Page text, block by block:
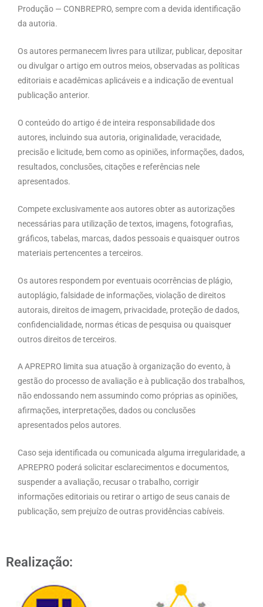
Produção — CONBREPRO, sempre com a devida identificação
da autoria.
Os autores permanecem livres para utilizar, publicar, depositar
ou divulgar o artigo em outros meios, observadas as políticas
editoriais e acadêmicas aplicáveis e a indicação de eventual
publicação anterior.
O conteúdo do artigo é de inteira responsabilidade dos
autores, incluindo sua autoria, originalidade, veracidade,
precisão e licitude, bem como as opiniões, informações, dados,
resultados, conclusões, citações e referências nele
apresentados.
Compete exclusivamente aos autores obter as autorizações
necessárias para utilização de textos, imagens, fotografias,
gráficos, tabelas, marcas, dados pessoais e quaisquer outros
materiais pertencentes a terceiros.
Os autores respondem por eventuais ocorrências de plágio,
autoplágio, falsidade de informações, violação de direitos
autorais, direitos de imagem, privacidade, proteção de dados,
confidencialidade, normas éticas de pesquisa ou quaisquer
outros direitos de terceiros.
A APREPRO limita sua atuação à organização do evento, à
gestão do processo de avaliação e à publicação dos trabalhos,
não endossando nem assumindo como próprias as opiniões,
afirmações, interpretações, dados ou conclusões
apresentados pelos autores.
Caso seja identificada ou comunicada alguma irregularidade, a
APREPRO poderá solicitar esclarecimentos e documentos,
suspender a avaliação, recusar o trabalho, corrigir
informações editoriais ou retirar o artigo de seus canais de
publicação, sem prejuízo de outras providências cabíveis.
Realização: